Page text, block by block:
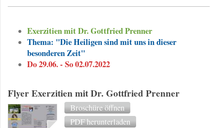
Exerzitien mit Dr. Gottfried Prenner
Thema: "Die Heiligen sind mit uns in dieser
besonderen Zeit"
Do 29.06. - So 02.07.2022
Flyer Exerzitien mit Dr. Gottfried Prenner
Broschüre öffnen
PDF herunterladen